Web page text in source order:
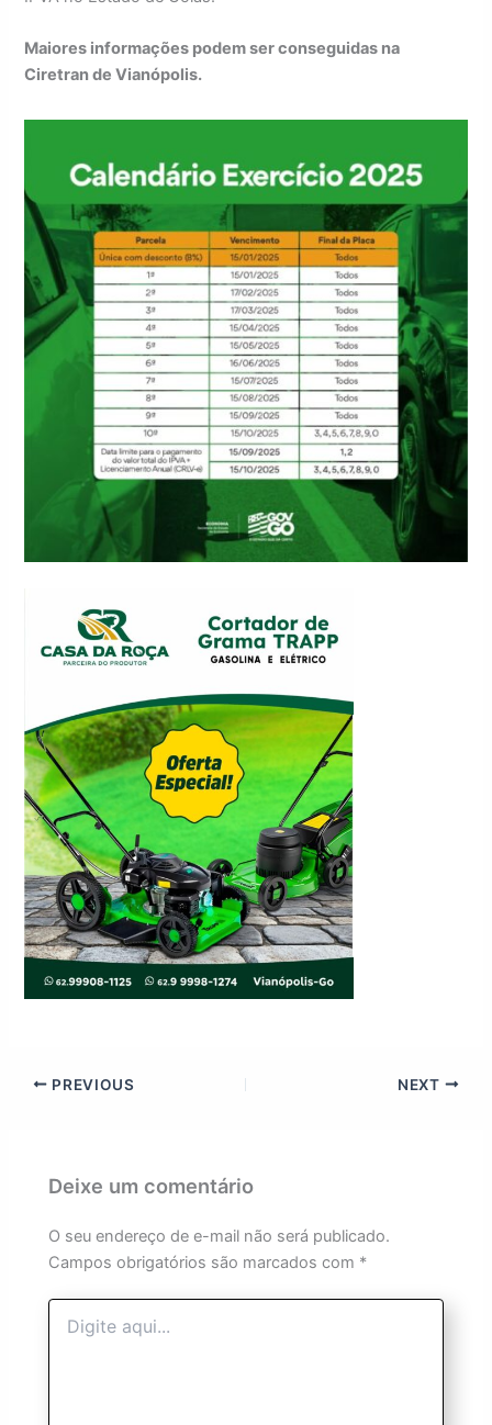
Maiores informações podem ser conseguidas na
Ciretran de Vianópolis.
PREVIOUS NEXT
Deixe um comentário
O seu endereço de e-mail não será publicado.
Campos obrigatórios são marcados com *
Digite
aqui...